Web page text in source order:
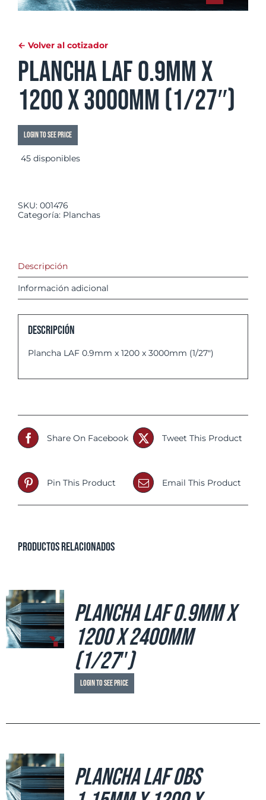
← Volver al cotizador
Plancha LAF 0.9mm x
1200 x 3000mm (1/27″)
Login to see price
45 disponibles
SKU: 001476
Categoría: Planchas
Descripción
Información adicional
Descripción
Plancha LAF 0.9mm x 1200 x 3000mm (1/27″)
Share On Facebook Tweet This Product
Pin This Product Email This Product
Productos relacionados
Plancha LAF 0.9mm x
1200 x 2400mm
(1/27″)
Login to see price
Plancha LAF OBS